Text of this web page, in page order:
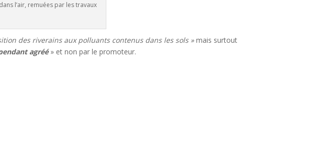
l’air, remuées par les travaux
des riverains aux polluants contenus dans les sols »mais surtout
agréé» et non par le promoteur.